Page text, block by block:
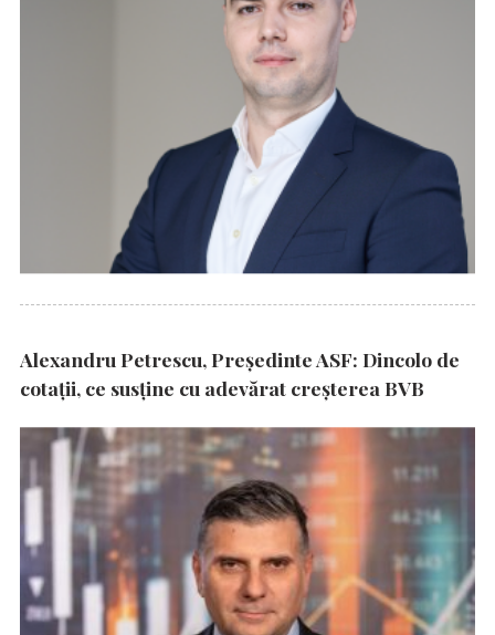
Alexandru Petrescu, Președinte ASF: Dincolo de
cotații, ce susține cu adevărat creșterea BVB